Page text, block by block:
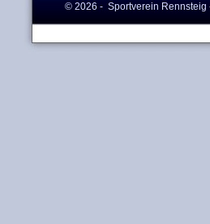
© 2026 - Sportverein Rennsteig